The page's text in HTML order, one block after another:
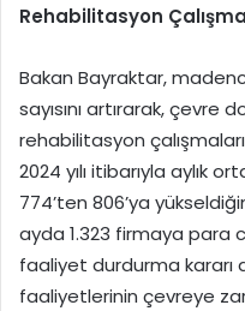
Rehabilitasyon
Bakan Bayraktar,
sayısını artırarak, çevre
rehabilitasyon
2024 yılı itibarıyla aylık
774’ten 806’ya
ayda 1.323 firmaya para
faaliyet durdurma kararı
faaliyetlerinin çevreye